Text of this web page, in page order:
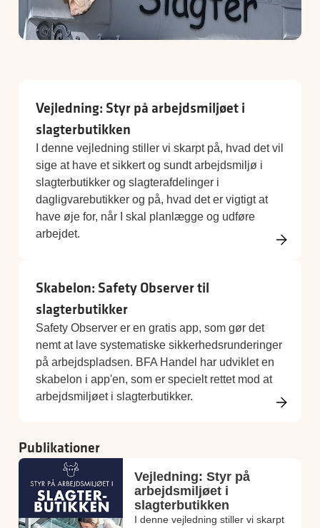
Vejledning: Styr på arbejdsmiljøet i
slagterbutikken
I denne vejledning stiller vi skarpt på, hvad det vil
sige at have et sikkert og sundt arbejdsmiljø i
slagterbutikker og slagterafdelinger i
dagligvarebutikker og på, hvad det er vigtigt at
have øje for, når I skal planlægge og udføre
arbejdet.
Skabelon: Safety Observer til
slagterbutikker
Safety Observer er en gratis app, som gør det
nemt at lave systematiske sikkerhedsrunderinger
på arbejdspladsen. BFA Handel har udviklet en
skabelon i app'en, som er specielt rettet mod at
arbejdsmiljøet i slagterbutikker.
Publikationer
Vejledning: Styr på
arbejdsmiljøet i
slagterbutikken
I denne vejledning stiller vi skarpt